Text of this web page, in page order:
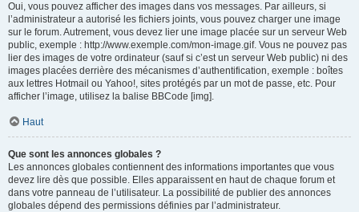
Oui, vous pouvez afficher des images dans vos messages. Par ailleurs, si
l’administrateur a autorisé les fichiers joints, vous pouvez charger une image
sur le forum. Autrement, vous devez lier une image placée sur un serveur Web
public, exemple : http://www.exemple.com/mon-image.gif. Vous ne pouvez pas
lier des images de votre ordinateur (sauf si c’est un serveur Web public) ni des
images placées derrière des mécanismes d’authentification, exemple : boîtes
aux lettres Hotmail ou Yahoo!, sites protégés par un mot de passe, etc. Pour
afficher l’image, utilisez la balise BBCode [img].
Haut
Que sont les annonces globales ?
Les annonces globales contiennent des informations importantes que vous
devez lire dès que possible. Elles apparaissent en haut de chaque forum et
dans votre panneau de l’utilisateur. La possibilité de publier des annonces
globales dépend des permissions définies par l’administrateur.